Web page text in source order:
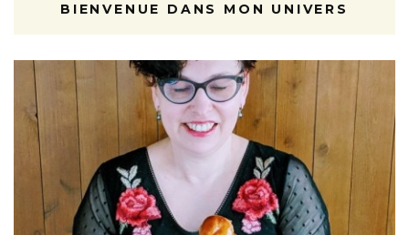
BIENVENUE DANS MON UNIVERS